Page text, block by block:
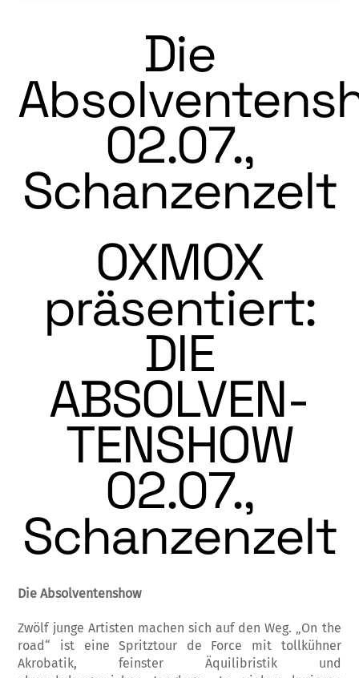
Die
02.07.,
Schanzenzelt
OXMOX
präsentiert:
DIE
ABSOLVEN­
TEN­­SHOW
02.07.,
Schanzenzelt
Die Absolventenshow
Zwölf junge Artisten machen sich auf den Weg. „On the
road“ ist eine Spritztour de Force mit tollkühner
Akrobatik, feinster Äquilibristik und